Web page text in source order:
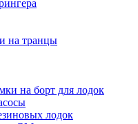
на транцы
на борт для лодок
лодок